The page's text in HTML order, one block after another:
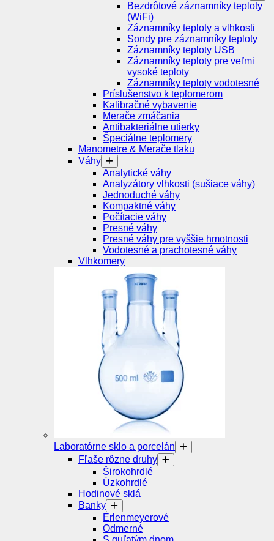
Bezdrôtové záznamníky teploty
(WiFi)
Záznamníky teploty a vlhkosti
Sondy pre záznamníky teploty
Záznamníky teploty USB
Záznamníky teploty pre veľmi
vysoké teploty
Záznamníky teploty vodotesné
Príslušenstvo k teplomerom
Kalibračné vybavenie
Merače zmáčania
Antibakteriálne utierky
Špeciálne teplomery
Manometre & Merače tlaku
Váhy
Analytické váhy
Analyzátory vlhkosti (sušiace váhy)
Jednoduché váhy
Kompaktné váhy
Počítacie váhy
Presné váhy
Presné váhy pre vyššie hmotnosti
Vodotesné a prachotesné váhy
Vlhkomery
Laboratórne sklo a porcelán
Fľaše rôzne druhy
Širokohrdlé
Úzkohrdlé
Hodinové sklá
Banky
Erlenmeyerové
Odmerné